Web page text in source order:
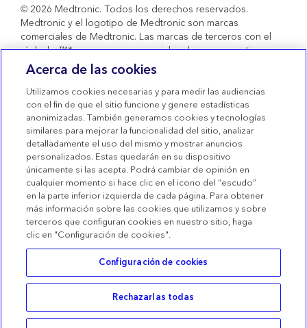
© 2026 Medtronic. Todos los derechos reservados.
Medtronic y el logotipo de Medtronic son marcas
comerciales de Medtronic. Las marcas de terceros con el
símbolo ™* son marcas comerciales de sus respectivos
propietarios. Todas las demás marcas son marcas
comerciales de una compañía de Medtronic. Productos
sanitarios con marcado CE conformes al Real Decreto
1591/2009.
Condiciones de uso
Términos de venta
Declaración de privacidad
Política de Cookies
Configuración de las Cookies
Acerca de las cookies
Utilizamos cookies necesarias y para medir las audiencias
con el fin de que el sitio funcione y genere estadísticas
anonimizadas. También generamos cookies y tecnologías
similares para mejorar la funcionalidad del sitio, analizar
detalladamente el uso del mismo y mostrar anuncios
personalizados. Estas quedarán en su dispositivo
únicamente si las acepta. Podrá cambiar de opinión en
cualquier momento si hace clic en el icono del “escudo”
en la parte inferior izquierda de cada página. Para obtener
más información sobre las cookies que utilizamos y sobre
terceros que configuran cookies en nuestro sitio, haga
clic en "Configuración de cookies".
Configuración de cookies
Rechazarlas todas